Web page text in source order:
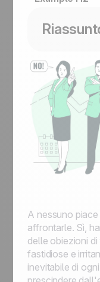
A nessuno
affrontarle. Sì,
delle obiezioni
fastidiose e
inevitabile di